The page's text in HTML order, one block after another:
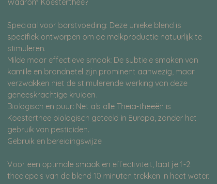
Speciaal voor borstvoeding: Deze unieke blend is
specifiek ontworpen om de melkproductie natuurlijk te
stimuleren.
Milde maar effectieve smaak: De subtiele smaken van
kamille en brandnetel zijn prominent aanwezig, maar
verzwakken niet de stimulerende werking van deze
geneeskrachtige kruiden.
Biologisch en puur: Net als alle Theia-theeën is
Koesterthee biologisch geteeld in Europa, zonder het
gebruik van pesticiden.
Gebruik en bereidingswijze
Voor een optimale smaak en effectiviteit, laat je 1-2
theelepels van de blend 10 minuten trekken in heet water.